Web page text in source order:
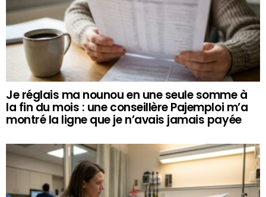
Je réglais ma nounou en une seule somme à
la fin du mois : une conseillère Pajemploi m’a
montré la ligne que je n’avais jamais payée